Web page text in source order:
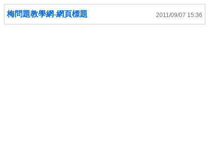
梅問題教學網-網頁標題 2011/09/07 15:36